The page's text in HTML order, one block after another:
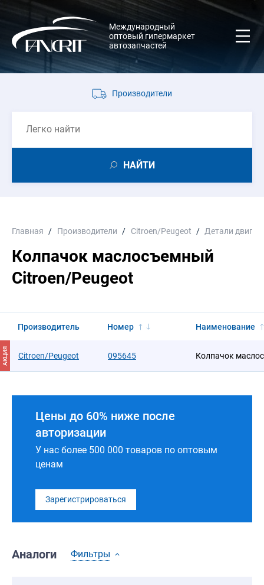
Международный
оптовый гипермаркет
автозапчастей
Производители
НАЙТИ
Главная Производители Citroen/Peugeot Детали
Колпачок маслосъемный
Citroen/Peugeot
Производитель Номер Наименование
АКЦИЯ Citroen/Peugeot 095645 Колпачок
Цены до 60% ниже после
авторизации
У нас более 500 000 товаров по оптовым
ценам
Зарегистрироваться
Аналоги Фильтры